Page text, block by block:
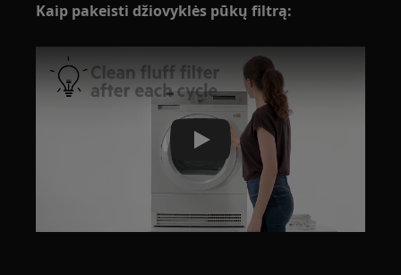
Kaip pakeisti džiovyklės pūkų filtrą:
Play